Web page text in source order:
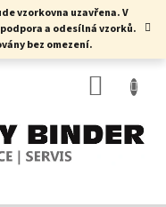
vzorkovna uzavřena. V
a odesílná vzorků.
bez omezení.